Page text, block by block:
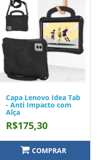
Capa Lenovo Idea Tab
- Anti Impacto com
Alça
R$175,30
COMPRAR